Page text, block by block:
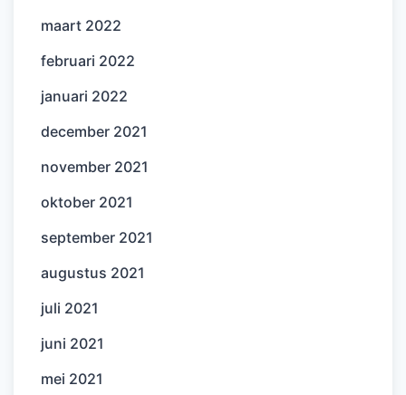
maart 2022
februari 2022
januari 2022
december 2021
november 2021
oktober 2021
september 2021
augustus 2021
juli 2021
juni 2021
mei 2021